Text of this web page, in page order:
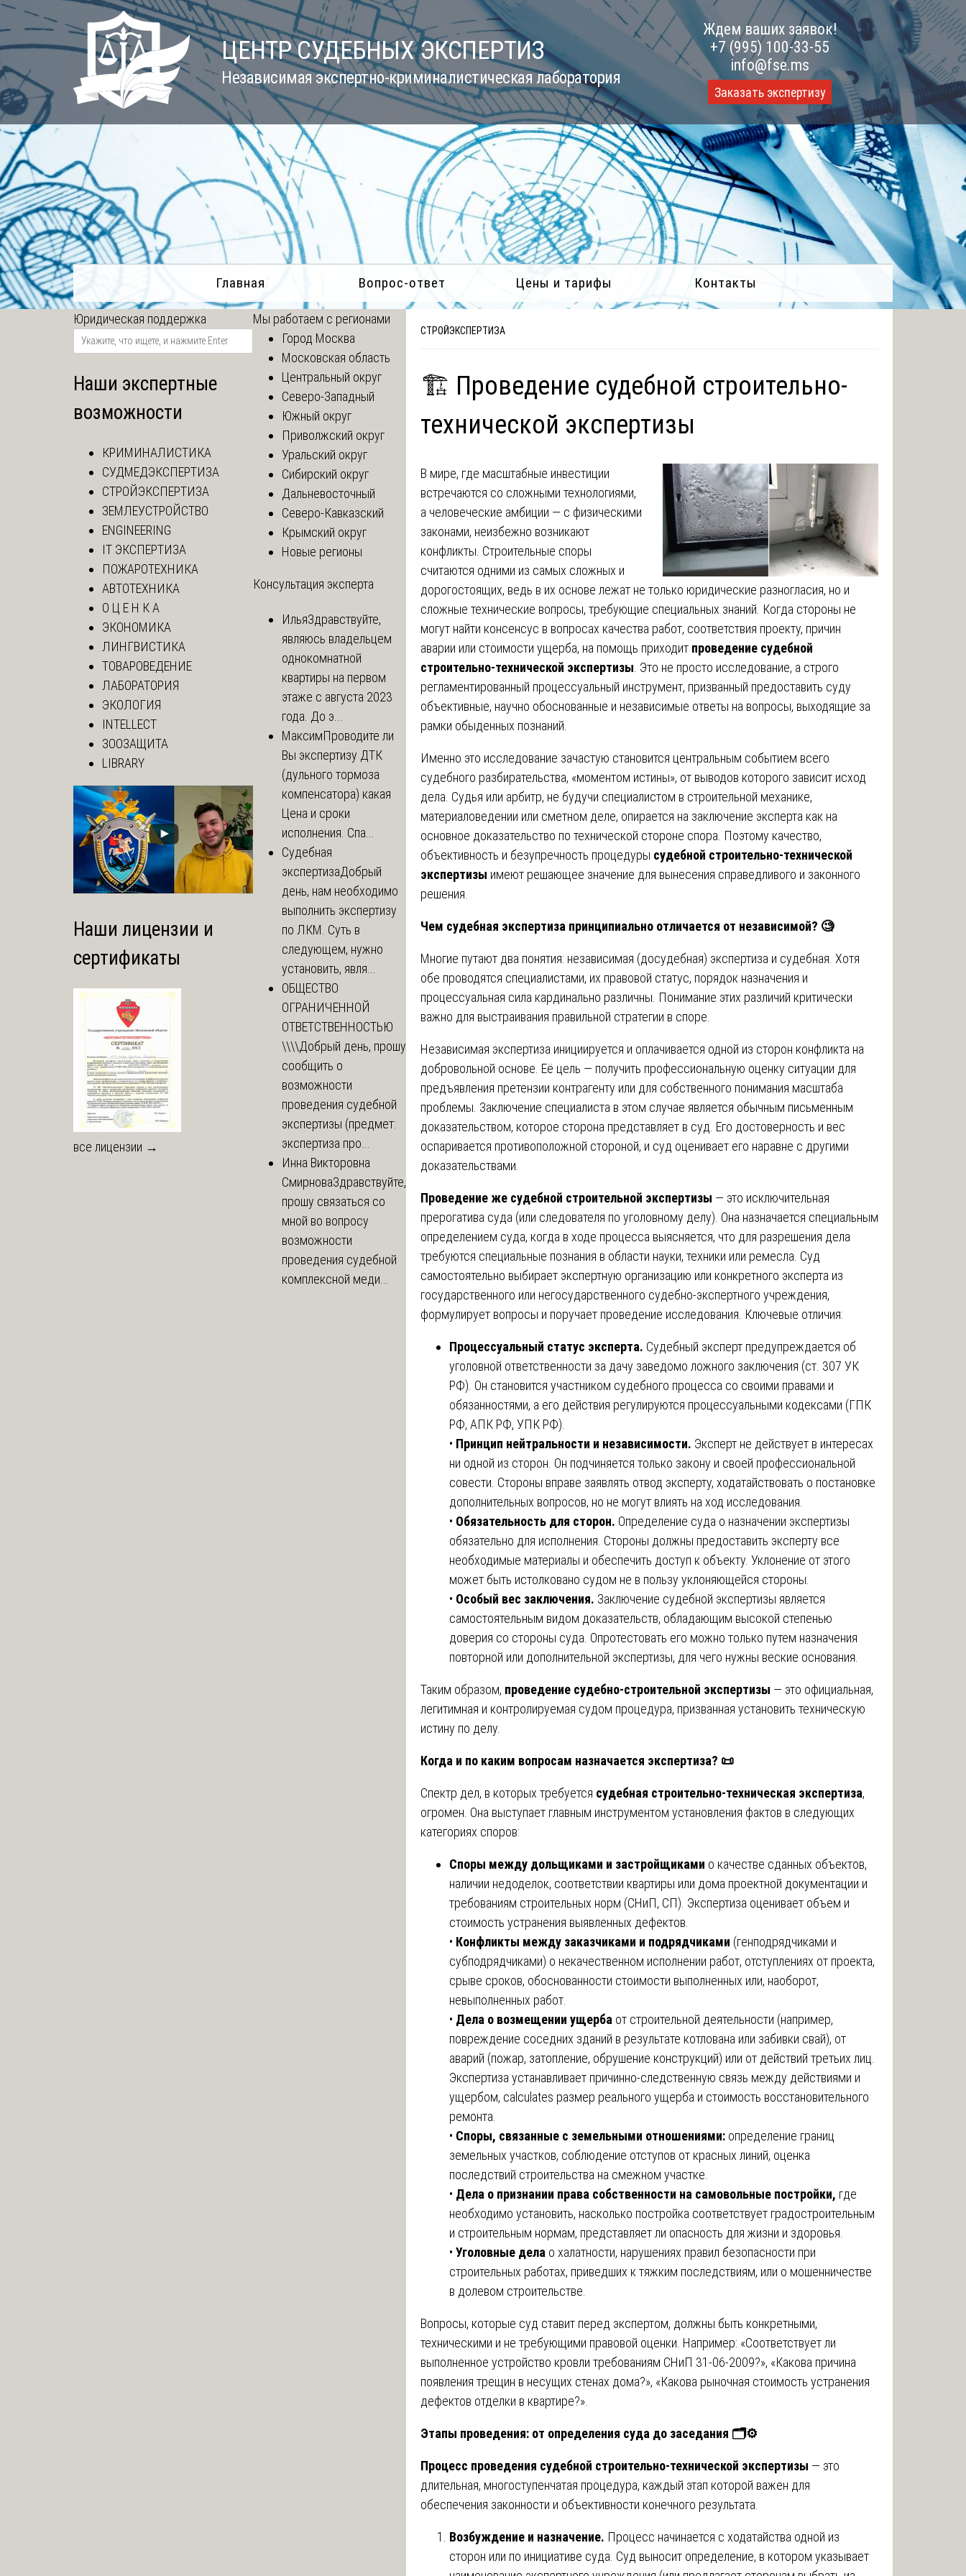
Skip
to
content
ЦЕНТР СУДЕБНЫХ ЭКСПЕРТИЗ
Независимая экспертно-криминалистическая лаборатория
Ждем ваших заявок!
+7 (995) 100-33-55
info@fse.ms
Заказать экспертизу
Главная Вопрос-ответ Цены и тарифы Контакты
СТРОЙЭКСПЕРТИЗА
🏗️ Проведение судебной строительно-
технической экспертизы
В мире, где масштабные инвестиции
встречаются со сложными технологиями,
а человеческие амбиции — с физическими
законами, неизбежно возникают
конфликты. Строительные споры
считаются одними из самых сложных и
дорогостоящих, ведь в их основе лежат не только юридические разногласия, но и
сложные технические вопросы, требующие специальных знаний. Когда стороны не
могут найти консенсус в вопросах качества работ, соответствия проекту, причин
аварии или стоимости ущерба, на помощь приходит проведение судебной
строительно-технической экспертизы . Это не просто исследование, а строго
регламентированный процессуальный инструмент, призванный предоставить суду
объективные, научно обоснованные и независимые ответы на вопросы, выходящие за
рамки обыденных познаний.
Именно это исследование зачастую становится центральным событием всего
судебного разбирательства, «моментом истины», от выводов которого зависит исход
дела. Судья или арбитр, не будучи специалистом в строительной механике,
материаловедении или сметном деле, опирается на заключение эксперта как на
основное доказательство по технической стороне спора. Поэтому качество,
объективность и безупречность процедуры судебной строительно-технической
экспертизы имеют решающее значение для вынесения справедливого и законного
решения.
Чем судебная экспертиза принципиально отличается от независимой? 🧐
Многие путают два понятия: независимая (досудебная) экспертиза и судебная. Хотя
обе проводятся специалистами, их правовой статус, порядок назначения и
процессуальная сила кардинально различны. Понимание этих различий критически
важно для выстраивания правильной стратегии в споре.
Независимая экспертиза инициируется и оплачивается одной из сторон конфликта на
добровольной основе. Её цель — получить профессиональную оценку ситуации для
предъявления претензии контрагенту или для собственного понимания масштаба
проблемы. Заключение специалиста в этом случае является обычным письменным
доказательством, которое сторона представляет в суд. Его достоверность и вес
оспаривается противоположной стороной, и суд оценивает его наравне с другими
доказательствами.
Проведение же судебной строительной экспертизы — это исключительная
прерогатива суда (или следователя по уголовному делу). Она назначается специальным
определением суда, когда в ходе процесса выясняется, что для разрешения дела
требуются специальные познания в области науки, техники или ремесла. Суд
самостоятельно выбирает экспертную организацию или конкретного эксперта из
государственного или негосударственного судебно-экспертного учреждения,
формулирует вопросы и поручает проведение исследования. Ключевые отличия:
Процессуальный статус эксперта. Судебный эксперт предупреждается об
уголовной ответственности за дачу заведомо ложного заключения (ст. 307 УК
РФ). Он становится участником судебного процесса со своими правами и
обязанностями, а его действия регулируются процессуальными кодексами (ГПК
РФ, АПК РФ, УПК РФ).
• Принцип нейтральности и независимости. Эксперт не действует в интересах
ни одной из сторон. Он подчиняется только закону и своей профессиональной
совести. Стороны вправе заявлять отвод эксперту, ходатайствовать о постановке
дополнительных вопросов, но не могут влиять на ход исследования.
• Обязательность для сторон. Определение суда о назначении экспертизы
обязательно для исполнения. Стороны должны предоставить эксперту все
необходимые материалы и обеспечить доступ к объекту. Уклонение от этого
может быть истолковано судом не в пользу уклоняющейся стороны.
• Особый вес заключения. Заключение судебной экспертизы является
самостоятельным видом доказательств, обладающим высокой степенью
доверия со стороны суда. Опротестовать его можно только путем назначения
повторной или дополнительной экспертизы, для чего нужны веские основания.
Таким образом, проведение судебно-строительной экспертизы — это официальная,
легитимная и контролируемая судом процедура, призванная установить техническую
истину по делу.
Когда и по каким вопросам назначается экспертиза? 📜
Спектр дел, в которых требуется судебная строительно-техническая экспертиза,
огромен. Она выступает главным инструментом установления фактов в следующих
категориях споров:
Споры между дольщиками и застройщиками о качестве сданных объектов,
наличии недоделок, соответствии квартиры или дома проектной документации и
требованиям строительных норм (СНиП, СП). Экспертиза оценивает объем и
стоимость устранения выявленных дефектов.
• Конфликты между заказчиками и подрядчиками (генподрядчиками и
субподрядчиками) о некачественном исполнении работ, отступлениях от проекта,
срыве сроков, обоснованности стоимости выполненных или, наоборот,
невыполненных работ.
• Дела о возмещении ущерба от строительной деятельности (например,
повреждение соседних зданий в результате котлована или забивки свай), от
аварий (пожар, затопление, обрушение конструкций) или от действий третьих лиц.
Экспертиза устанавливает причинно-следственную связь между действиями и
ущербом, calculates размер реального ущерба и стоимость восстановительного
ремонта.
• Споры, связанные с земельными отношениями: определение границ
земельных участков, соблюдение отступов от красных линий, оценка
последствий строительства на смежном участке.
• Дела о признании права собственности на самовольные постройки, где
необходимо установить, насколько постройка соответствует градостроительным
и строительным нормам, представляет ли опасность для жизни и здоровья.
• Уголовные дела о халатности, нарушениях правил безопасности при
строительных работах, приведших к тяжким последствиям, или о мошенничестве
в долевом строительстве.
Вопросы, которые суд ставит перед экспертом, должны быть конкретными,
техническими и не требующими правовой оценки. Например: «Соответствует ли
выполненное устройство кровли требованиям СНиП 31-06-2009?», «Какова причина
появления трещин в несущих стенах дома?», «Какова рыночная стоимость устранения
дефектов отделки в квартире?».
Этапы проведения: от определения суда до заседания 🗂⚙️
Процесс проведения судебной строительно-технической экспертизы — это
длительная, многоступенчатая процедура, каждый этап которой важен для
обеспечения законности и объективности конечного результата.
Возбуждение и назначение. Процесс начинается с ходатайства одной из
сторон или по инициативе суда. Суд выносит определение, в котором указывает
Юридическая поддержка
Наши экспертные
возможности
КРИМИНАЛИСТИКА
СУДМЕДЭКСПЕРТИЗА
СТРОЙЭКСПЕРТИЗА
ЗЕМЛЕУСТРОЙСТВО
ENGINEERING
IT ЭКСПЕРТИЗА
ПОЖАРОТЕХНИКА
АВТОТЕХНИКА
О Ц Е Н К А
ЭКОНОМИКА
ЛИНГВИСТИКА
ТОВАРОВЕДЕНИЕ
ЛАБОРАТОРИЯ
ЭКОЛОГИЯ
INTELLECT
ЗООЗАЩИТА
LIBRARY
Наши лицензии и
сертификаты
все лицензии →
Мы работаем с регионами
Город Москва
Московская область
Центральный округ
Северо-Западный
Южный округ
Приволжский округ
Уральский округ
Сибирский округ
Дальневосточный
Северо-Кавказский
Крымский округ
Новые регионы
Консультация эксперта
ИльяЗдравствуйте,
являюсь владельцем
однокомнатной
квартиры на первом
этаже с августа 2023
года. До э...
МаксимПроводите ли
Вы экспертизу ДТК
(дульного тормоза
компенсатора) какая
Цена и сроки
исполнения. Спа...
Судебная
экспертизаДобрый
день, нам необходимо
выполнить экспертизу
по ЛКМ. Суть в
следующем, нужно
установить, явля...
ОБЩЕСТВО
ОГРАНИЧЕННОЙ
ОТВЕТСТВЕННОСТЬЮ
\\\\Добрый день, прошу
сообщить о
возможности
проведения судебной
экспертизы (предмет:
экспертиза про...
Инна Викторовна
СмирноваЗдравствуйте,
прошу связаться со
мной во вопросу
возможности
проведения судебной
комплексной меди...